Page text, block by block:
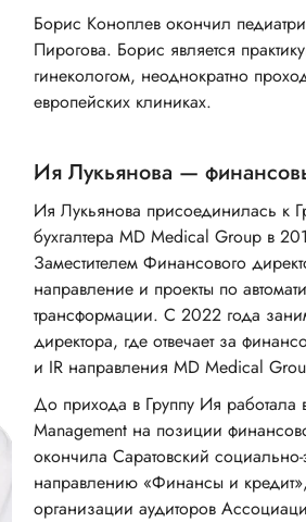
Борис Коноплев окончил
Пирогова. Борис является
гинекологом, неоднократно
европейских клиниках.
Ия Лукьянова —
Ия Лукьянова присоединилась к
бухгалтера MD Medical Group в
Заместителем Финансового
направление и проекты по
трансформации. С 2022 года
директора, где отвечает за
и IR направления MD Medical
До прихода в Группу Ия работала
Management на позиции
окончила Саратовский социально-
направлению «Финансы и
организации аудиторов